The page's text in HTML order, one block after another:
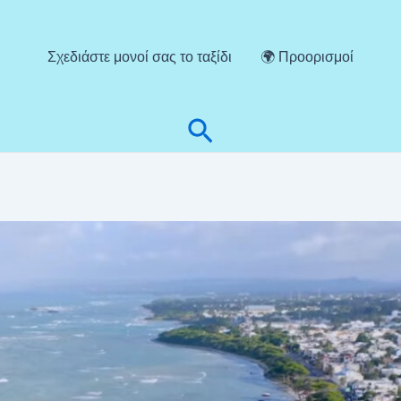
Σχεδιάστε μονοί σας το ταξίδι 🌍 Προορισμοί
Αναζήτηση